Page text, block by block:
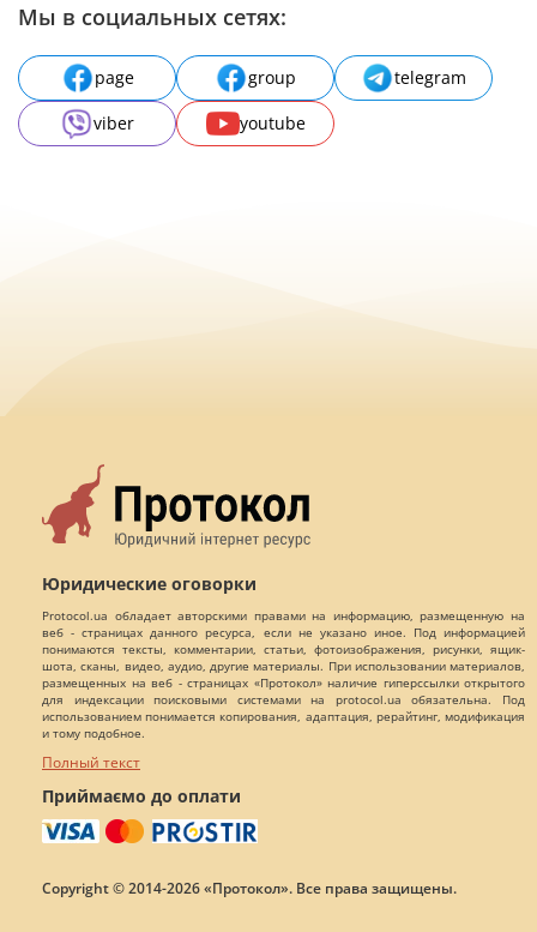
Мы в социальных сетях:
page group
telegram
viber
youtube
Юридические оговорки
Protocol.ua обладает авторскими правами на информацию, размещенную на
веб - страницах данного ресурса, если не указано иное. Под информацией
понимаются тексты, комментарии, статьи, фотоизображения, рисунки, ящик-
шота, сканы, видео, аудио, другие материалы. При использовании материалов,
размещенных на веб - страницах «Протокол» наличие гиперссылки открытого
для индексации поисковыми системами на protocol.ua обязательна. Под
использованием понимается копирования, адаптация, рерайтинг, модификация
и тому подобное.
Полный текст
Приймаємо до оплати
Copyright © 2014-2026 «Протокол». Все права защищены.